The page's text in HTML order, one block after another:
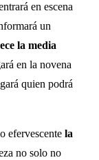
en escena
un
la media
en la novena
quien podrá
efervescente la
no solo no